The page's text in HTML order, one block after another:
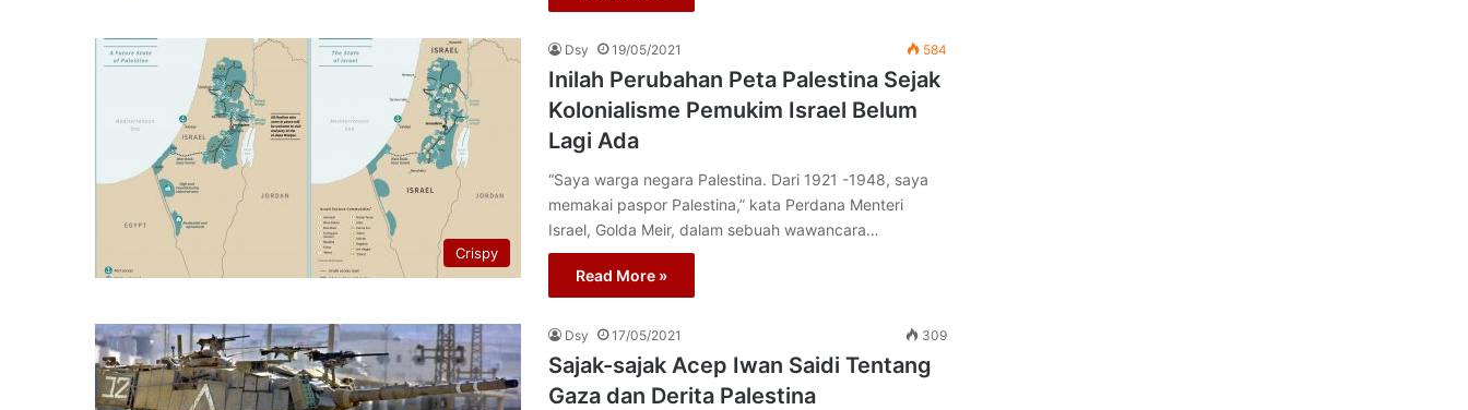
Crispy
Dsy 19/05/2021 584
Inilah Perubahan Peta Palestina Sejak
Kolonialisme Pemukim Israel Belum
Lagi Ada
“Saya warga negara Palestina. Dari 1921 -1948, saya
memakai paspor Palestina,” kata Perdana Menteri
Israel, Golda Meir, dalam sebuah wawancara…
Read More »
Dsy 17/05/2021 309
Sajak-sajak Acep Iwan Saidi Tentang
Gaza dan Derita Palestina